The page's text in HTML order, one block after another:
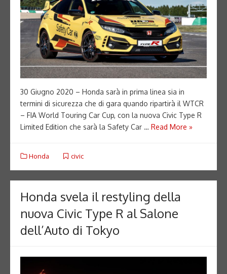
30 Giugno 2020 – Honda sarà in prima linea sia in
termini di sicurezza che di gara quando ripartirà il WTCR
– FIA World Touring Car Cup, con la nuova Civic Type R
Limited Edition che sarà la Safety Car … Read More »
Honda civic
Honda svela il restyling della
nuova Civic Type R al Salone
dell’Auto di Tokyo